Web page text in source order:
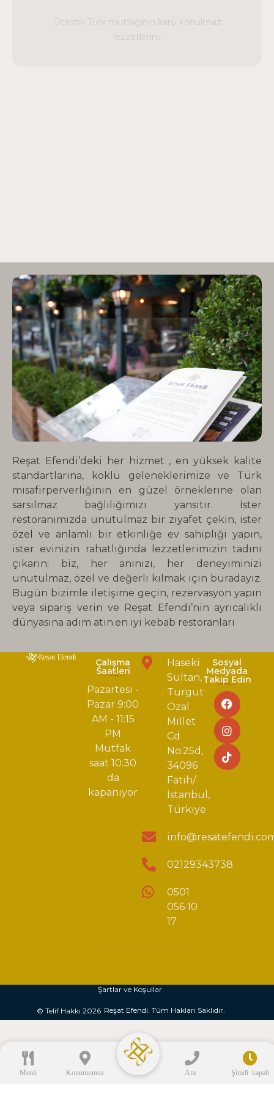
Otantik Türk mutfağının karşı konulmaz
lezzetlerini,
atıştırmalığa kadar her ihtiyacınıza cevap
veriyoruz
Reşat Efendi’deki her hizmet , en yüksek kalite
standartlarına, köklü geleneklerimize ve Türk
misafirperverliğinin en güzel örneklerine olan
sarsılmaz bağlılığımızı yansıtır. İster
restoranımızda unutulmaz bir ziyafet çekin, ister
özel ve anlamlı bir etkinliğe ev sahipliği yapın,
ister evinizin rahatlığında lezzetlerimizin tadını
çıkarın; biz, her anınızı, her deneyiminizi
unutulmaz, özel ve değerli kılmak için buradayız.
Bugün bizimle iletişime geçin, rezervasyon yapın
veya sipariş verin ve Reşat Efendi’nin ayrıcalıklı
dünyasına adım atın.en iyi kebab restoranları
Çalışma
Saatleri
Pazartesi -
Pazar 9:00
AM - 11:15
PM
Mutfak
saat 10:30
da
kapanıyor
Haseki
Sultan,
Turgut
Özal
Millet
Cd
No:25d,
34096
Fatih/
İstanbul,
Türkiye
02129343738
0501
056 10
17
Sosyal
Medyada
Takip Edin
© Telif Hakkı 2026 Reşat Efendi. Tüm Hakları Saklıdır.
Şartlar ve Koşullar
Menü Konumumuz Ara Şimdi kapalı